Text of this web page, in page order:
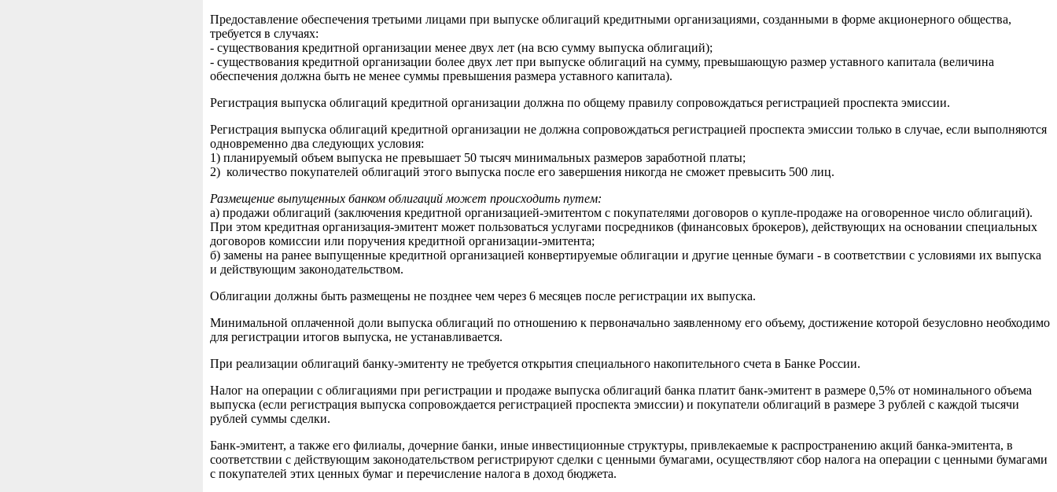
Предоставление обеспечения третьими лицами при выпуске облигаций кредитными организациями, созданными в форме акционерного общества,
требуется в случаях:
- существования кредитной организации менее двух лет (на всю сумму выпуска облигаций);
- существования кредитной организации более двух лет при выпуске облигаций на сумму, превышающую размер уставного капитала (величина
обеспечения должна быть не менее суммы превышения размера уставного капитала).
Регистрация выпуска облигаций кредитной организации должна по общему правилу сопровождаться регистрацией проспекта эмиссии.
Регистрация выпуска облигаций кредитной организации не должна сопровождаться регистрацией проспекта эмиссии только в случае, если выполняются
одновременно два следующих условия:
1) планируемый объем выпуска не превышает 50 тысяч минимальных размеров заработной платы;
2) количество покупателей облигаций этого выпуска после его завершения никогда не сможет превысить 500 лиц.
Размещение выпущенных банком облигаций может происходить путем:
а) продажи облигаций (заключения кредитной организацией-эмитентом с покупателями договоров о купле-продаже на оговоренное число облигаций).
При этом кредитная организация-эмитент может пользоваться услугами посредников (финансовых брокеров), действующих на основании специальных
договоров комиссии или поручения кредитной организации-эмитента;
б) замены на ранее выпущенные кредитной организацией конвертируемые облигации и другие ценные бумаги - в соответствии с условиями их выпуска
и действующим законодательством.
Облигации должны быть размещены не позднее чем через 6 месяцев после регистрации их выпуска.
Минимальной оплаченной доли выпуска облигаций по отношению к первоначально заявленному его объему, достижение которой безусловно необходимо
для регистрации итогов выпуска, не устанавливается.
При реализации облигаций банку-эмитенту не требуется открытия специального накопительного счета в Банке России.
Налог на операции с облигациями при регистрации и продаже выпуска облигаций банка платит банк-эмитент в размере 0,5% от номинального объема
выпуска (если регистрация выпуска сопровождается регистрацией проспекта эмиссии) и покупатели облигаций в размере 3 рублей с каждой тысячи
рублей суммы сделки.
Банк-эмитент, а также его филиалы, дочерние банки, иные инвестиционные структуры, привлекаемые к распространению акций банка-эмитента, в
соответствии с действующим законодательством регистрируют сделки с ценными бумагами, осуществляют сбор налога на операции с ценными бумагами
с покупателей этих ценных бумаг и перечисление налога в доход бюджета.